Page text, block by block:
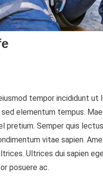
tempor incididunt ut
elementum tempus.
pretium. Semper quis
vitae sapien.
Ultrices dui sapien
posuere ac.